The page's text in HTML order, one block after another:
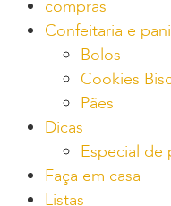
compras
Confeitaria e
Bolos
Cookies
Pães
Dicas
Especial de
Faça em casa
Listas